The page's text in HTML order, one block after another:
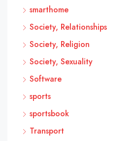
smarthome
Society, Relationships
Society, Religion
Society, Sexuality
Software
sports
sportsbook
Transport